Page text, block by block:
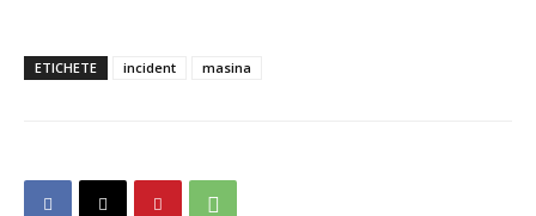
ETICHETE incident masina